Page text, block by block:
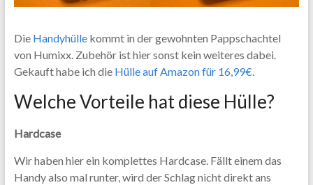
Die Handyhüllekommt in der gewohnten Pappschachtel
von Humixx. Zubehör ist hier sonst kein weiteres dabei.
Gekauft habe ich die Hülle auf Amazon für 16,99€.
Welche Vorteile hat diese Hülle?
Hardcase
Wir haben hier ein komplettes Hardcase. Fällt einem das
Handy also mal runter, wird der Schlag nicht direkt ans